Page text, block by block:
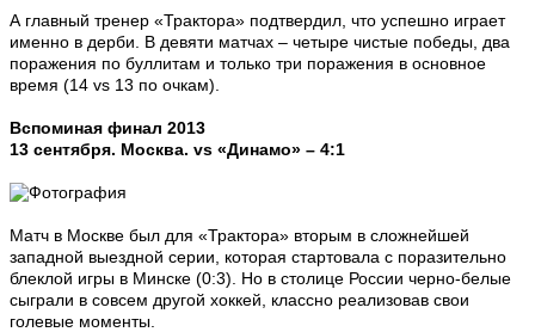
А главный тренер «Трактора» подтвердил, что успешно играет
именно в дерби. В девяти матчах – четыре чистые победы, два
поражения по буллитам и только три поражения в основное
время (14 vs 13 по очкам).
Вспоминая финал 2013
13 сентября. Москва. vs «Динамо» – 4:1
Матч в Москве был для «Трактора» вторым в сложнейшей
западной выездной серии, которая стартовала с поразительно
блеклой игры в Минске (0:3). Но в столице России черно-белые
сыграли в совсем другой хоккей, классно реализовав свои
голевые моменты.